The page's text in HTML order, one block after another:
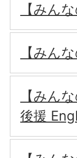
【みん
【みん
【みん
後援